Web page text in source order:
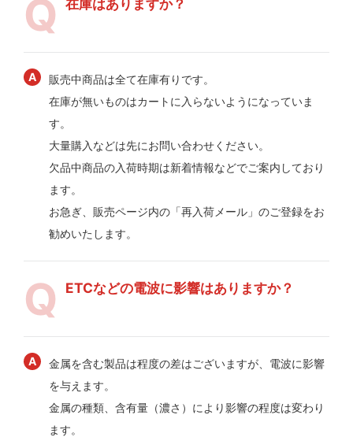
在庫はありますか？
販売中商品は全て在庫有りです。
在庫が無いものはカートに入らないようになっていま
す。
大量購入などは先にお問い合わせください。
欠品中商品の入荷時期は新着情報などでご案内しており
ます。
お急ぎ、販売ページ内の「再入荷メール」のご登録をお
勧めいたします。
ETCなどの電波に影響はありますか？
金属を含む製品は程度の差はございますが、電波に影響
を与えます。
金属の種類、含有量（濃さ）により影響の程度は変わり
ます。